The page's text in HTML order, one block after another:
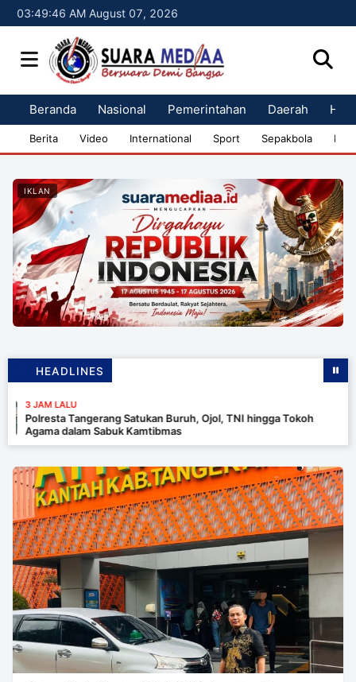
03:49:48 AM August 07, 2026
Beranda Nasional Pemerintahan Daerah
Berita Video International Sport Sepakbola
IKLAN
HEADLINES
Satukan Buruh, Ojol, TNI hingga Tokoh
Sabuk Kamtibmas
Uun